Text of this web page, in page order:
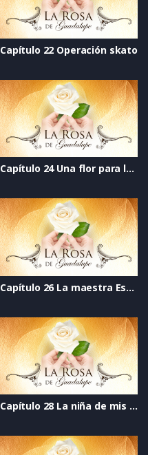
Capítulo 22 Operación skato
Capítulo 24 Una flor para la vida
Capítulo 26 La maestra Estelita
Capítulo 28 La niña de mis ojos